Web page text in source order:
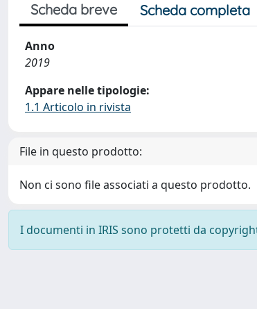
Scheda breve Scheda completa
Anno
2019
Appare nelle tipologie:
1.1 Articolo in rivista
File in questo prodotto:
Non ci sono file associati a questo prodotto.
I documenti in IRIS sono protetti da